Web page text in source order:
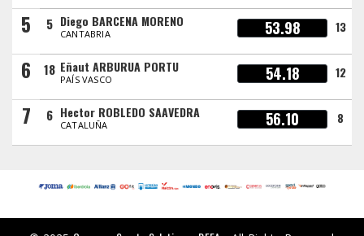
5 5 Diego BARCENA MORENO
CANTABRIA 53.98 13
6 18 Eñaut ARBURUA PORTU
PAÍS VASCO 54.18 12
7 6 Hector ROBLEDO SAAVEDRA
CATALUÑA 56.10 8